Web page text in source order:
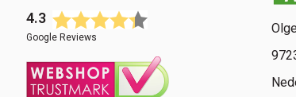
4.3
Google Reviews